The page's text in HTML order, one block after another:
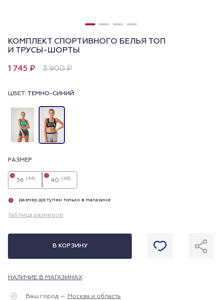
КОМПЛЕКТ СПОРТИВНОГО БЕЛЬЯ ТОП
И ТРУСЫ-ШОРТЫ
1 745 ₽ 3 900 ₽
ЦВЕТ: ТЕМНО-СИНИЙ
РАЗМЕР
36 (44)
i
40 (48)
i
i размер доступен только в магазине
Таблица размеров
В КОРЗИНУ
НАЛИЧИЕ В МАГАЗИНАХ
Ваш город — Москва и область